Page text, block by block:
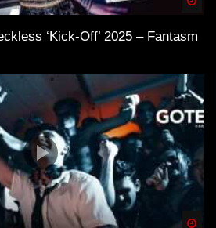
‘Kick-Off’ 2025 – Fantasm